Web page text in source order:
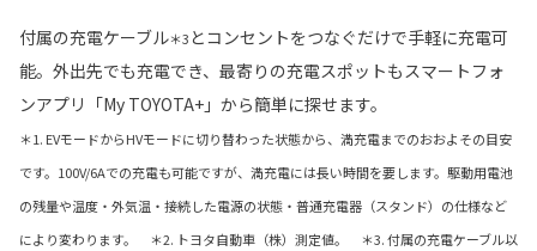
付属の充電ケーブル＊3とコンセントをつなぐだけで手軽に充電可
能。外出先でも充電でき、最寄りの充電スポットもスマートフォ
ンアプリ「My TOYOTA+」から簡単に探せます。
＊1. EVモードからHVモードに切り替わった状態から、満充電までのおおよその目安
です。100V/6Aでの充電も可能ですが、満充電には長い時間を要します。駆動用電池
の残量や温度・外気温・接続した電源の状態・普通充電器（スタンド）の仕様など
により変わります。 ＊2. トヨタ自動車（株）測定値。 ＊3. 付属の充電ケーブル以